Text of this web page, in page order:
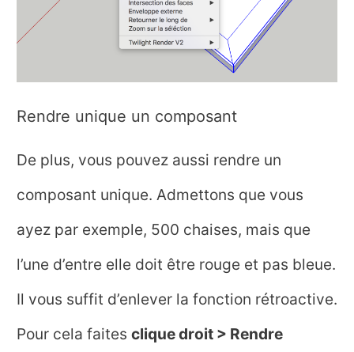
Rendre unique un composant
De plus, vous pouvez aussi rendre un
composant unique. Admettons que vous
ayez par exemple, 500 chaises, mais que
l’une d’entre elle doit être rouge et pas bleue.
Il vous suffit d’enlever la fonction rétroactive.
Pour cela faites clique droit > Rendre